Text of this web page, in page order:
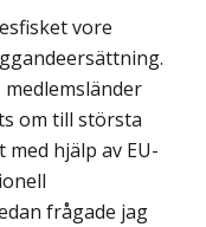
vore
om till största
hjälp av EU-
frågade jag